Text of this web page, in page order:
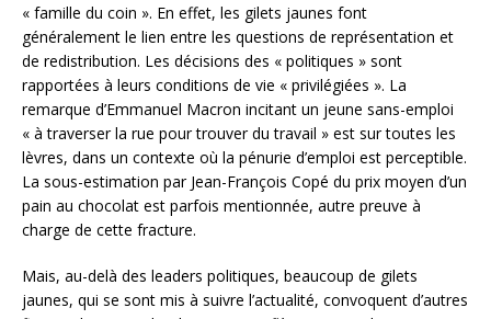
« famille du coin ». En effet, les gilets jaunes font
généralement le lien entre les questions de représentation et
de redistribution. Les décisions des « politiques » sont
rapportées à leurs conditions de vie « privilégiées ». La
remarque d’Emmanuel Macron incitant un jeune sans-emploi
« à traverser la rue pour trouver du travail » est sur toutes les
lèvres, dans un contexte où la pénurie d’emploi est perceptible.
La sous-estimation par Jean-François Copé du prix moyen d’un
pain au chocolat est parfois mentionnée, autre preuve à
charge de cette fracture.
Mais, au-delà des leaders politiques, beaucoup de gilets
jaunes, qui se sont mis à suivre l’actualité, convoquent d’autres